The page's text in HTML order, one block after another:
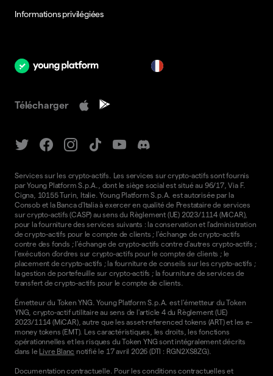
Informations privilégiées
Télécharger
Services sur les crypto-actifs. Les services sur crypto-actifs sont fournis
par Young Platform S.p.A., dont le siège social est situé au 96/17, Via F.
Cigna, 10155 Turin, Italie. Young Platform S.p.A. est autorisée par la
Consob et la Banca d'Italia à exercer en qualité de Prestataire de services
sur crypto-actifs (CASP) au sens du Règlement (UE) 2023/1114 (MiCAR),
pour la fourniture des services suivants : la conservation et l'administration
de crypto-actifs pour le compte de clients ; l'échange de crypto-actifs
contre des fonds ; l'échange de crypto-actifs contre d'autres crypto-actifs ;
l'exécution d'ordres sur crypto-actifs pour le compte de clients ; le
placement de crypto-actifs ; la fourniture de conseils sur les crypto-actifs ;
la gestion de portefeuille sur crypto-actifs ; la fourniture de services de
transfert de crypto-actifs pour le compte de clients.
Émetteur du Token YNG. Young Platform S.p.A. est l'émetteur du Token
YNG, crypto-actif utilitaire au sens de l'article 4 du Règlement (UE)
2023/1114 (MiCAR), autre que les asset-referenced tokens (ART) et les e-
money tokens (EMT). Les caractéristiques, les droits, les fonctions
opérationnelles et les risques du Token YNG sont intégralement décrits
dans le Livre Blanc notifié le 17 avril 2026 (DTI : RGN2XS8ZG).
Documentation contractuelle. Pour les conditions contractuelles et